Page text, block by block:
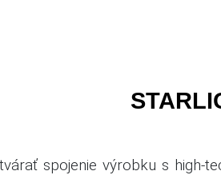
spojenie výrobku s high-